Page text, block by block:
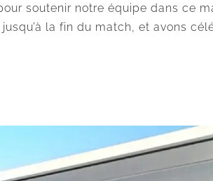
soutenir notre équipe dans ce
la fin du match, et avons